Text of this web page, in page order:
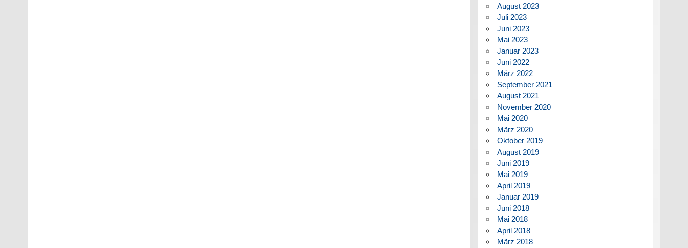
August 2023
Juli 2023
Juni 2023
Mai 2023
Januar 2023
Juni 2022
März 2022
September 2021
August 2021
November 2020
Mai 2020
März 2020
Oktober 2019
August 2019
Juni 2019
Mai 2019
April 2019
Januar 2019
Juni 2018
Mai 2018
April 2018
März 2018